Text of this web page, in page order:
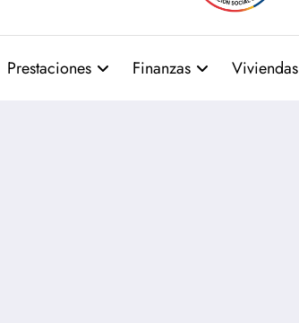
Prestaciones Finanzas Viviendas